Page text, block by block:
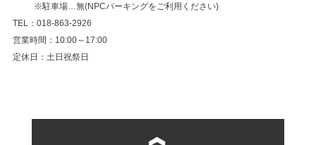
※駐車場…無(NPCパーキングをご利用ください)
TEL：018-863-2926
営業時間：10:00～17:00
定休日：土日祝祭日